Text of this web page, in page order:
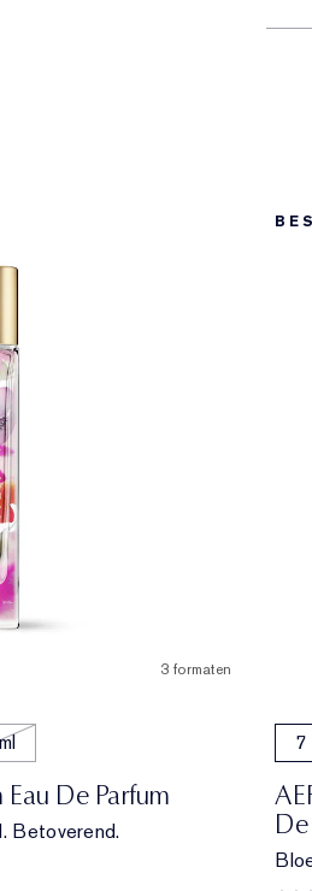
3 formaten
De Parfum
Betoverend.
7